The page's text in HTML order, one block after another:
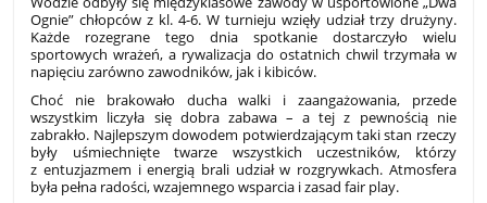
Ognie” chłopców z kl. 4-6. W turnieju wzięły udział trzy drużyny.
Każde rozegrane tego dnia spotkanie dostarczyło wielu
sportowych wrażeń, a rywalizacja do ostatnich chwil trzymała w
napięciu zarówno zawodników, jak i kibiców.
Choć nie brakowało ducha walki i zaangażowania, przede
wszystkim liczyła się dobra zabawa – a tej z pewnością nie
zabrakło. Najlepszym dowodem potwierdzającym taki stan rzeczy
były uśmiechnięte twarze wszystkich uczestników, którzy
z entuzjazmem i energią brali udział w rozgrywkach. Atmosfera
była pełna radości, wzajemnego wsparcia i zasad fair play.